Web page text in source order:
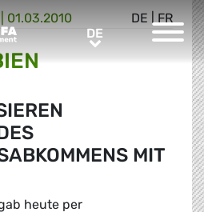
DEDE
DE FR
01.03.2010
MIT
heute per